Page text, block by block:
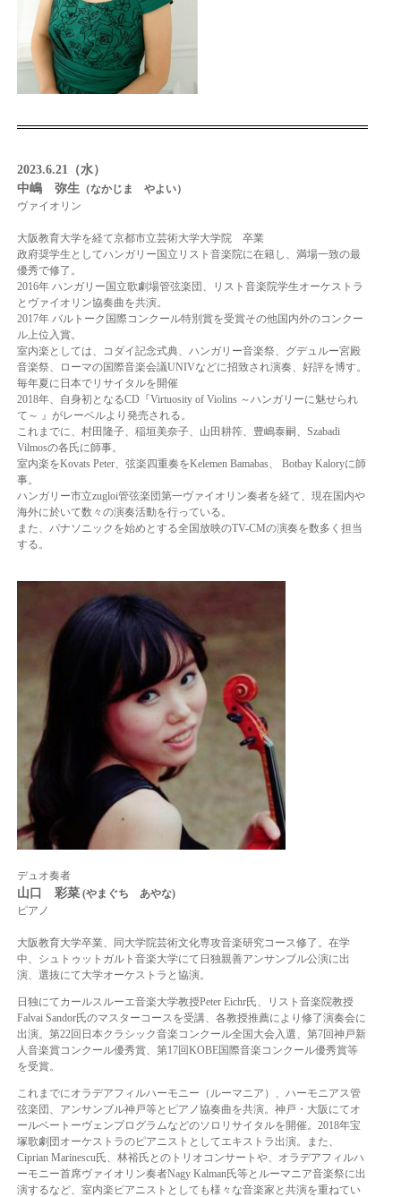
2023.6.21（水）
中嶋 弥生 （なかじま やよい）
ヴァイオリン
大阪教育大学を経て京都市立芸術大学大学院 卒業
政府奨学生としてハンガリー国立リスト音楽院に在籍し、満場一致の最
優秀で修了。
2016年 ハンガリー国立歌劇場管弦楽団、リスト音楽院学生オーケストラ
と ヴァイオリン協奏曲を共演。
2017年 バルトーク国際コンクール特別賞を受賞その他国内外のコンクー
ル上位入賞。
室内楽としては、コダイ記念式典、ハンガリー音楽祭、グデュルー宮殿
音楽祭、ローマの国際音楽会議UNIVなどに招致され演奏、好評を博す。
毎年夏に日本でリサイタルを開催
2018年、自身初となるCD『Virtuosity of Violins ～ハンガリーに魅せられ
て～ 』 がレーベルより発売される。
これまでに、村田隆子、稲垣美奈子、山田耕筰、豊嶋泰嗣、Szabadi
Vilmosの各氏に師事。
室内楽をKovats Peter、弦楽四重奏をKelemen Bamabas、 Botbay Kaloryに師
事。
ハンガリー市立zugloi管弦楽団第一ヴァイオリン奏者を経て、現在国内や
海外に於いて数々の演奏活動を行っている。
また、パナソニックを始めとする全国放映のTV-CMの演奏を数多く担当
する。
デュオ奏者
山口 彩菜(やまぐち あやな)
ピアノ
大阪教育大学卒業、同大学院芸術文化専攻音楽研究コース修了。在学
中、シュトゥットガルト音楽大学にて日独親善アンサンブル公演に出
演、選抜にて大学オーケストラと協演。
日独にてカールスルーエ音楽大学教授Peter Eichr氏、リスト音楽院教授
Falvai Sandor氏のマスターコースを受講、各教授推薦により修了演奏会に
出演。第22回日本クラシック音楽コンクール全国大会入選、第7回神戸新
人音楽賞コンクール優秀賞、第17回KOBE国際音楽コンクール優秀賞等
を受賞。
これまでにオラデアフィルハーモニー（ルーマニア）、ハーモニアス管
弦楽団、アンサンブル神戸等とピアノ協奏曲を共演。神戸・大阪にてオ
ールベートーヴェンプログラムなどのソロリサイタルを開催。2018年宝
塚歌劇団オーケストラのピアニストとしてエキストラ出演。また、
Ciprian Marinescu氏、林裕氏とのトリオコンサートや、オラデアフィルハ
ーモニー首席ヴァイオリン奏者Nagy Kalman氏等とルーマニア音楽祭に出
演するなど、室内楽ピアニストとしても様々な音楽家と共演を重ねてい